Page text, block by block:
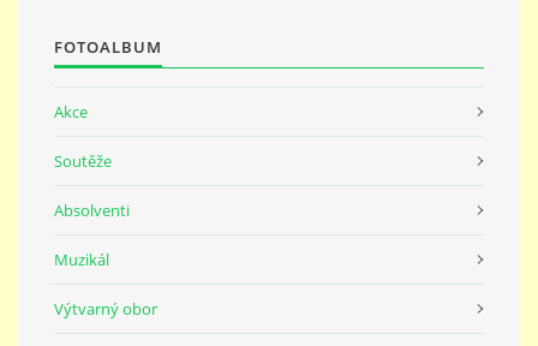
© 2026 eStránky.cz
FOTOALBUM
Akce
Soutěže
Absolventi
Muzikál
Výtvarný obor